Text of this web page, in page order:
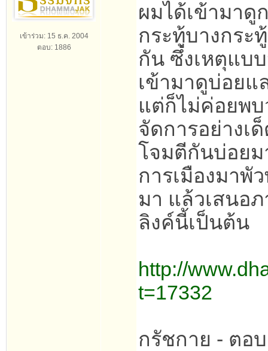
เข้าร่วม: 15 ธ.ค. 2004
ตอบ: 1886
ผมได้เข้ามาดู
กระทู้บางกระ
กัน ซึ่งเหตุแบ
เข้ามาดูบ่อยแ
แต่ก็ไม่ค่อยพบ
จัดการอย่างเ
โจมตีกันบ่อยม
การเมืองมาพั
มา แล้วเสนอ
ลิงค์นี้เป็นต้น
http://
t=17332
กรัชกาย - ตอ